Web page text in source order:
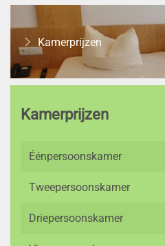
Kamerprijzen
Kamerprijzen
Éénpersoonskamer
Tweepersoonskamer
Driepersoonskamer